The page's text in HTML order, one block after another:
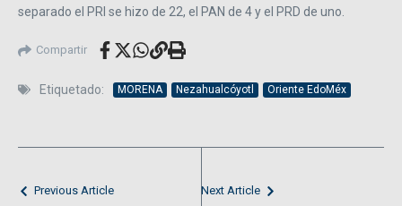
separado el PRI se hizo de 22, el PAN de 4 y el PRD de uno.
Compartir
Etiquetado: MORENA Nezahualcóyotl Oriente EdoMéx
Previous Article Next Article